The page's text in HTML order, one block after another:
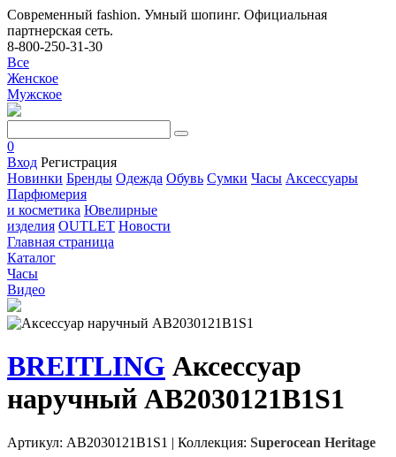
Современный fashion. Умный шопинг. Официальная
партнерская сеть.
8-800-250-31-30
Все
Женское
Мужское
0
Вход Регистрация
Новинки Бренды Одежда Обувь Сумки Часы Аксессуары
Парфюмерия
и косметика Ювелирные
изделия OUTLET Новости
Главная страница
Каталог
Часы
Видео
BREITLING Аксессуар
наручный AB2030121B1S1
Артикул: AB2030121B1S1 | Коллекция: Superocean Heritage